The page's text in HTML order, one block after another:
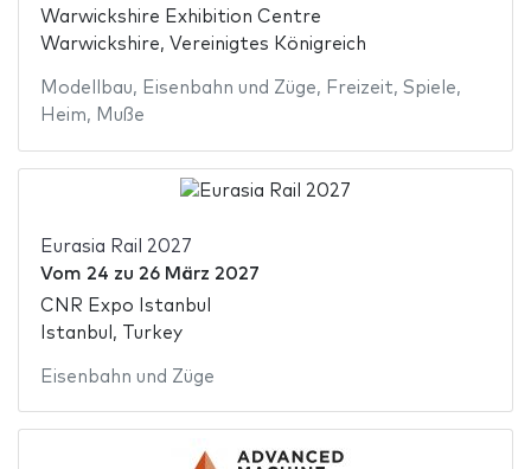
Warwickshire Exhibition Centre
Warwickshire, Vereinigtes Königreich
Modellbau, Eisenbahn und Züge, Freizeit, Spiele,
Heim, Muße
Eurasia Rail 2027
Vom 24 zu 26 März 2027
CNR Expo Istanbul
Istanbul, Turkey
Eisenbahn und Züge